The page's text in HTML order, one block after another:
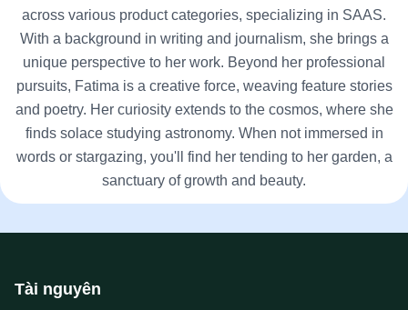
across various product categories, specializing in SAAS.
With a background in writing and journalism, she brings a
unique perspective to her work. Beyond her professional
pursuits, Fatima is a creative force, weaving feature stories
and poetry. Her curiosity extends to the cosmos, where she
finds solace studying astronomy. When not immersed in
words or stargazing, you'll find her tending to her garden, a
sanctuary of growth and beauty.
Tài nguyên